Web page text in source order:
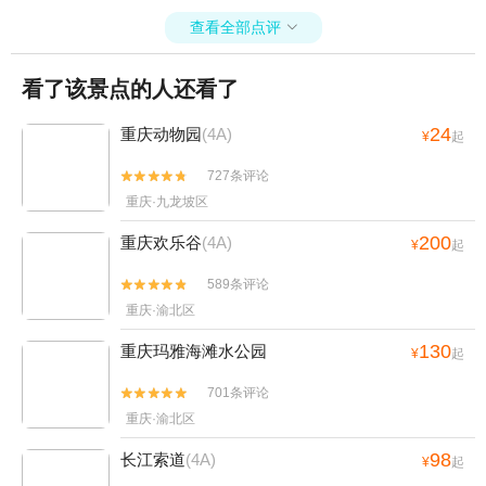
查看全部点评 
看了该景点的人还看了
重庆动物园(4A) ¥24起


727条评论
重庆·九龙坡区
重庆欢乐谷(4A) ¥200起


589条评论
重庆·渝北区
重庆玛雅海滩水公园 ¥130起


701条评论
重庆·渝北区
长江索道(4A) ¥98起